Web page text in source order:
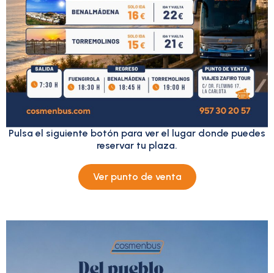
Pulsa el siguiente botón para ver el lugar donde puedes
reservar tu plaza.
Ver punto de venta